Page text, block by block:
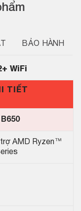
BẢO HÀNH
WiFi
TIẾT
AMD Ryzen™